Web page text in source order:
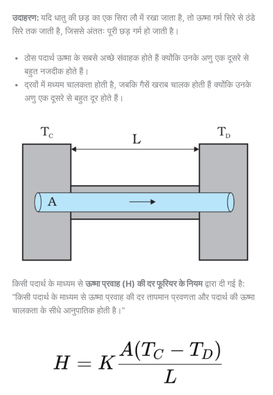
उदाहरण: यदि धातु की छड़ का एक सिरा लौ में रखा जाता है, तो ऊष्मा गर्म सिरे से ठंडे
सिरे तक जाती है, जिससे अंततः पूरी छड़ गर्म हो जाती है।
ठोस पदार्थ ऊष्मा के सबसे अच्छे संवाहक होते हैं क्योंकि उनके अणु एक दूसरे से
बहुत नजदीक होते हैं।
द्रवों में मध्यम चालकता होती है, जबकि गैसें खराब चालक होती हैं क्योंकि उनके
अणु एक दूसरे से बहुत दूर होते हैं।
किसी पदार्थ के माध्यम सेऊष्मा प्रवाह (H) की दर फूरियर के नियमद्वारा दी गई है:
“किसी पदार्थ के माध्यम से ऊष्मा प्रवाह की दर तापमान प्रवणता और पदार्थ की ऊष्मा
चालकता के सीधे आनुपातिक होती है।”